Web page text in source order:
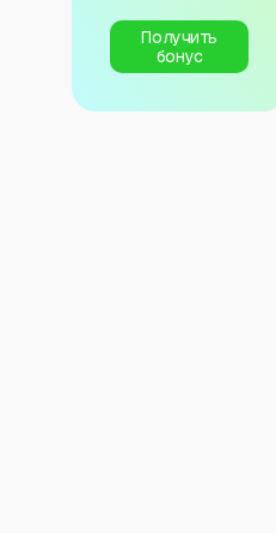
Получить
бонус